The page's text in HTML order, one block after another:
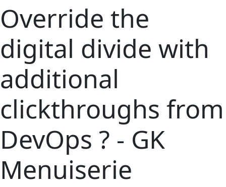
Override the
digital divide with
additional
clickthroughs from
DevOps ? - GK
Menuiserie